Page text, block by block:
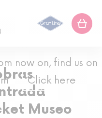
now on, find us on
Click here
Museo